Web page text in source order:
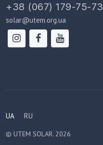
+38 (067) 179-75-73
solar@utem.org.ua
UA RU
© UTEM SOLAR. 2026